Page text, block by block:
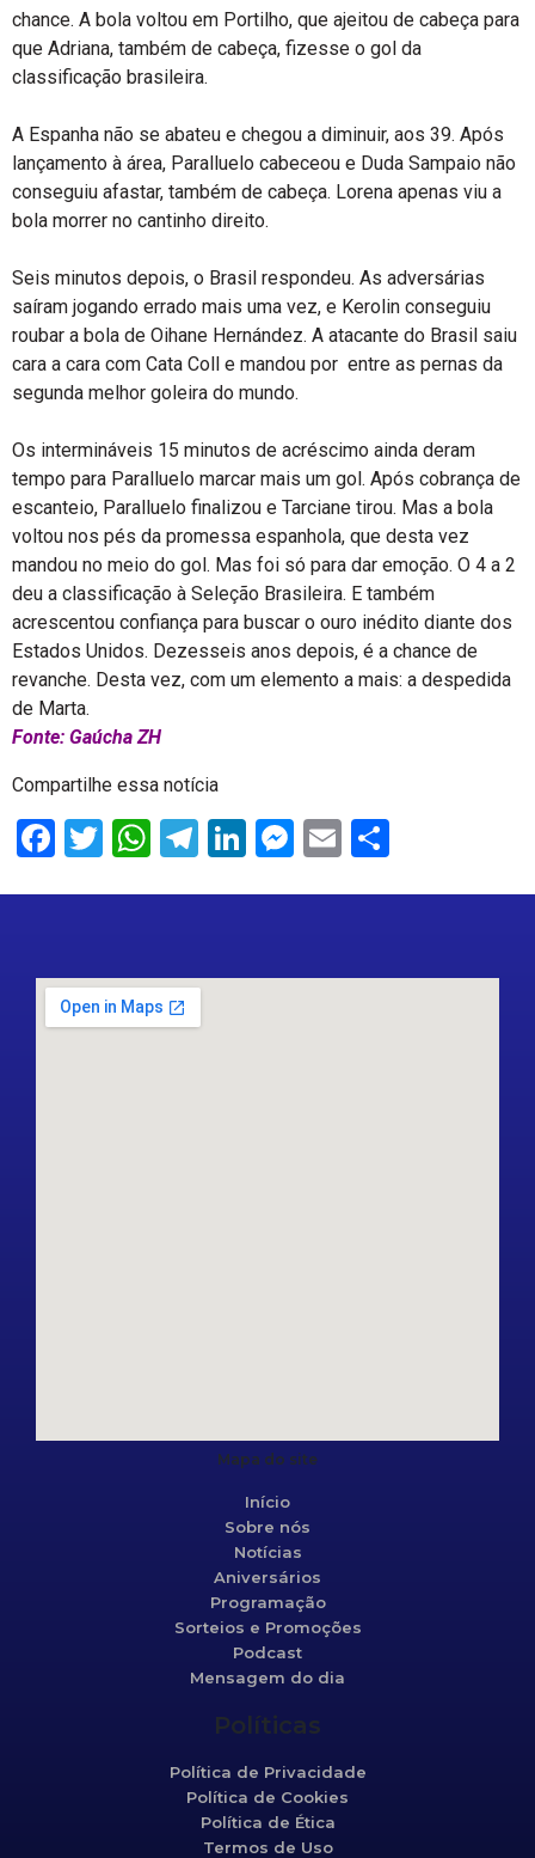
chance. A bola voltou em Portilho, que ajeitou de cabeça para
que Adriana, também de cabeça, fizesse o gol da
classificação brasileira.
A Espanha não se abateu e chegou a diminuir, aos 39. Após
lançamento à área, Paralluelo cabeceou e Duda Sampaio não
conseguiu afastar, também de cabeça. Lorena apenas viu a
bola morrer no cantinho direito.
Seis minutos depois, o Brasil respondeu. As adversárias
saíram jogando errado mais uma vez, e Kerolin conseguiu
roubar a bola de Oihane Hernández. A atacante do Brasil saiu
cara a cara com Cata Coll e mandou por entre as pernas da
segunda melhor goleira do mundo.
Os intermináveis 15 minutos de acréscimo ainda deram
tempo para Paralluelo marcar mais um gol. Após cobrança de
escanteio, Paralluelo finalizou e Tarciane tirou. Mas a bola
voltou nos pés da promessa espanhola, que desta vez
mandou no meio do gol. Mas foi só para dar emoção. O 4 a 2
deu a classificação à Seleção Brasileira. E também
acrescentou confiança para buscar o ouro inédito diante dos
Estados Unidos. Dezesseis anos depois, é a chance de
revanche. Desta vez, com um elemento a mais: a despedida
de Marta.
Fonte: Gaúcha ZH
Compartilhe essa notícia
Facebook
Twitter
WhatsApp
Telegram
LinkedIn
Messenger
Email
Mapa do site
Início
Sobre nós
Notícias
Aniversários
Programação
Sorteios e Promoções
Podcast
Mensagem do dia
Políticas
Política de Privacidade
Política de Cookies
Política de Ética
Termos de Uso